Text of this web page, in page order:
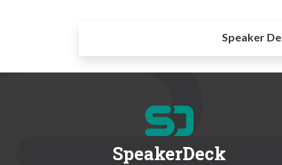
Speaker
SpeakerDeck